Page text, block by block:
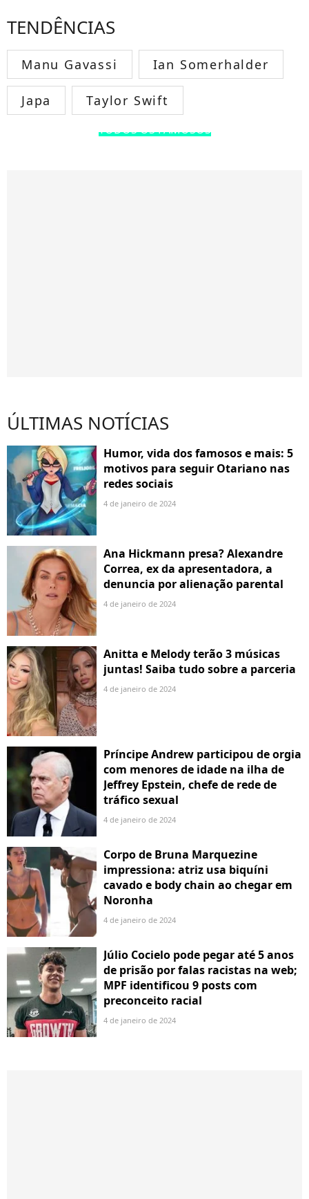
TENDÊNCIAS
Manu Gavassi Ian Somerhalder
Japa Taylor Swift
TODOS OS FAMOSOS
ÚLTIMAS NOTÍCIAS
Humor, vida dos famosos e mais: 5
motivos para seguir Otariano nas
redes sociais
4 de janeiro de 2024
Ana Hickmann presa? Alexandre
Correa, ex da apresentadora, a
denuncia por alienação parental
4 de janeiro de 2024
Anitta e Melody terão 3 músicas
juntas! Saiba tudo sobre a parceria
4 de janeiro de 2024
Príncipe Andrew participou de orgia
com menores de idade na ilha de
Jeffrey Epstein, chefe de rede de
tráfico sexual
4 de janeiro de 2024
Corpo de Bruna Marquezine
impressiona: atriz usa biquíni
cavado e body chain ao chegar em
Noronha
4 de janeiro de 2024
Júlio Cocielo pode pegar até 5 anos
de prisão por falas racistas na web;
MPF identificou 9 posts com
preconceito racial
4 de janeiro de 2024